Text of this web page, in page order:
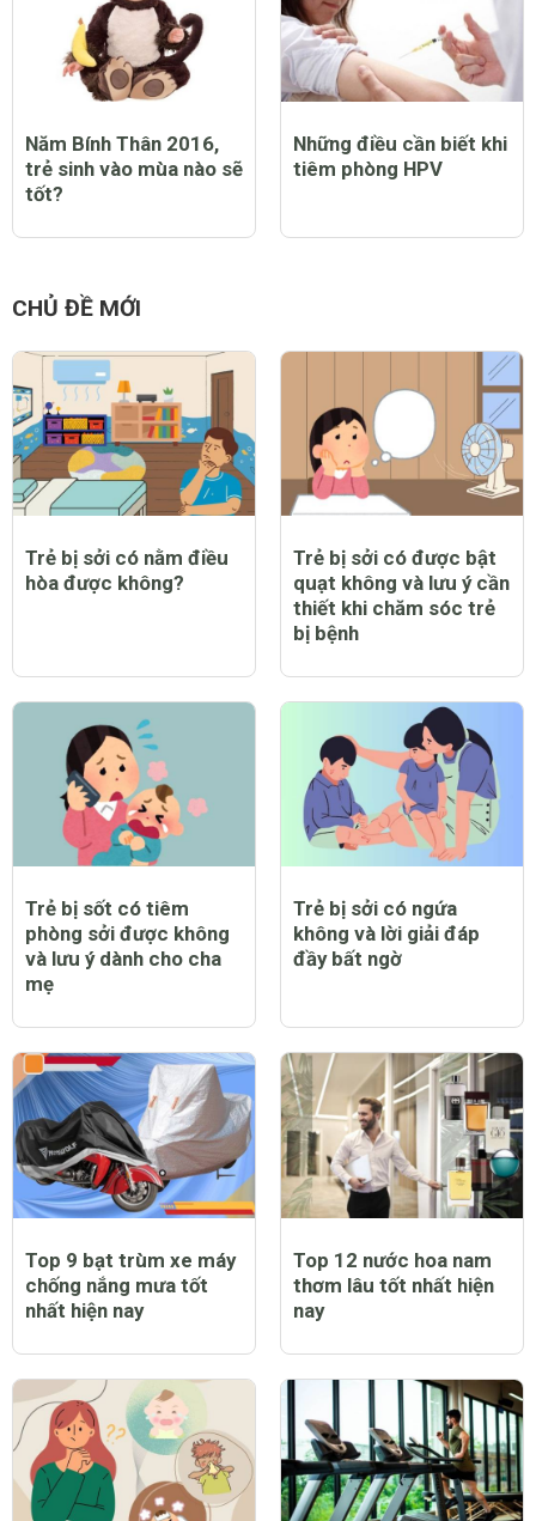
Năm Bính Thân 2016,
trẻ sinh vào mùa nào sẽ
tốt?
Những điều cần biết khi
tiêm phòng HPV
CHỦ ĐỀ MỚI
Trẻ bị sởi có nằm điều
hòa được không?
Trẻ bị sởi có được bật
quạt không và lưu ý cần
thiết khi chăm sóc trẻ
bị bệnh
Trẻ bị sốt có tiêm
phòng sởi được không
và lưu ý dành cho cha
mẹ
Trẻ bị sởi có ngứa
không và lời giải đáp
đầy bất ngờ
Top 9 bạt trùm xe máy
chống nắng mưa tốt
nhất hiện nay
Top 12 nước hoa nam
thơm lâu tốt nhất hiện
nay